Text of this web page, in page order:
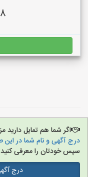
اگر شما هم تمایل دارید
درج آگهی و نام شما در
سپس خودتان را معرفی
درج